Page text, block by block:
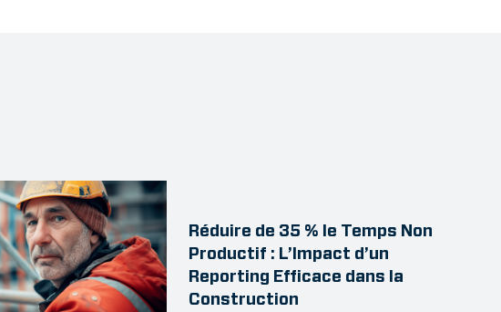
Réduire de 35 % le Temps Non
Productif : L’Impact d’un
Reporting Efficace dans la
Construction